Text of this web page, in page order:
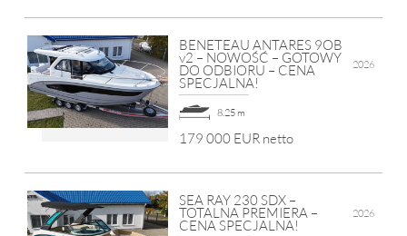
BENETEAU ANTARES 9OB
v2 – NOWOŚĆ – GOTOWY
DO ODBIORU – CENA
SPECJALNA!
2026
8.25 m
179 000 EUR netto
SEA RAY 230 SDX –
TOTALNA PREMIERA –
CENA SPECJALNA!
2026